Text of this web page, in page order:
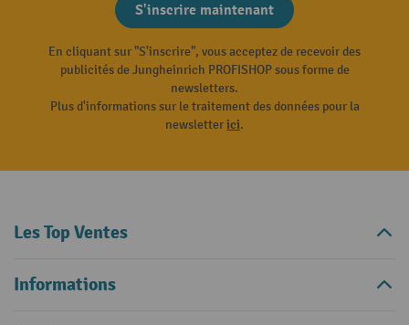
S'inscrire maintenant
En cliquant sur "S'inscrire", vous acceptez de recevoir des
publicités de Jungheinrich PROFISHOP sous forme de
newsletters.
Plus d'informations sur le traitement des données pour la
newsletterici.
Les Top Ventes
Informations